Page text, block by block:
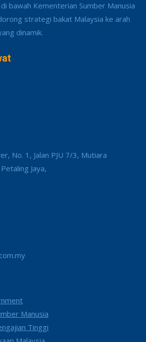
bawah Kementerian Sumber Manusia
strategi bakat Malaysia ke arah
dinamik.
No. 1, Jalan PJU 7/3, Mutiara
Jaya,
Manusia
Tinggi